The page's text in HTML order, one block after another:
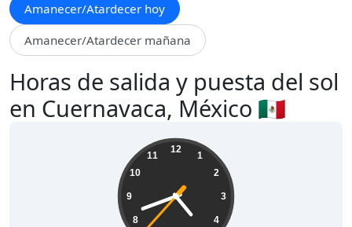
Amanecer/Atardecer hoy
Amanecer/Atardecer mañana
Horas de salida y puesta del sol
en Cuernavaca, México 🇲🇽
12
1
2
3
4
8
9
10
11